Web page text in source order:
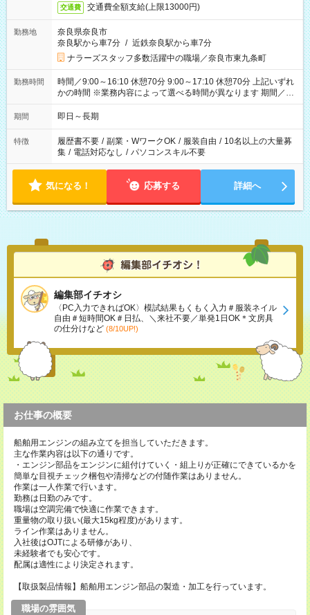
交通費 交通費全額支給(上限13000円)
勤務地
奈良県奈良市
奈良駅から車7分 / 近鉄奈良駅から車7分
ナラーズスタッフ多数活躍中の職場／奈良市東九条町
勤務時間
時間／9:00～16:10 休憩70分 9:00～17:10 休憩70分 上記いずれ
かの時間 ※業務内容によって選べる時間が異なります 期間／即
日～長期安定 スタート日は相談可能！ 勤務日／月～金の週4日
～でOK！
期間 即日～長期
特徴 履歴書不要 / 副業・WワークOK / 服装自由 / 10名以上の大量募
集 / 電話対応なし / パソコンスキル不要
気になる！ 応募する 詳細へ
編集部イチオシ
〈PC入力できればOK〉模試結果もくもく入力＃服装ネイル
自由＃短時間OK＃日払、＼来社不要／単発1日OK＊文房具
の仕分けなど (8/10UP!)
お仕事の概要
船舶用エンジンの組み立てを担当していただきます。
主な作業内容は以下の通りです。
・エンジン部品をエンジンに組付けていく・組上りが正確にできているかを
簡単な目視チェック梱包や清掃などの付随作業はありません。
作業は一人作業で行います。
勤務は日勤のみです。
職場は空調完備で快適に作業できます。
重量物の取り扱い(最大15kg程度)があります。
ライン作業はありません。
入社後はOJTによる研修があり、
未経験者でも安心です。
配属は適性により決定されます。
【取扱製品情報】船舶用エンジン部品の製造・加工を行っています。
職場の雰囲気